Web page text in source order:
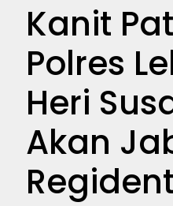
Kanit
Polres
Heri
Akan
Regident